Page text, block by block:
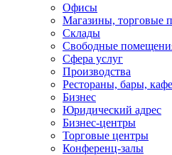
Офисы
Магазины, торговые
Склады
Свободные
Сфера услуг
Производства
Рестораны, бары, кафе
Бизнес
Юридический адрес
Бизнес-центры
Торговые центры
Конференц-залы